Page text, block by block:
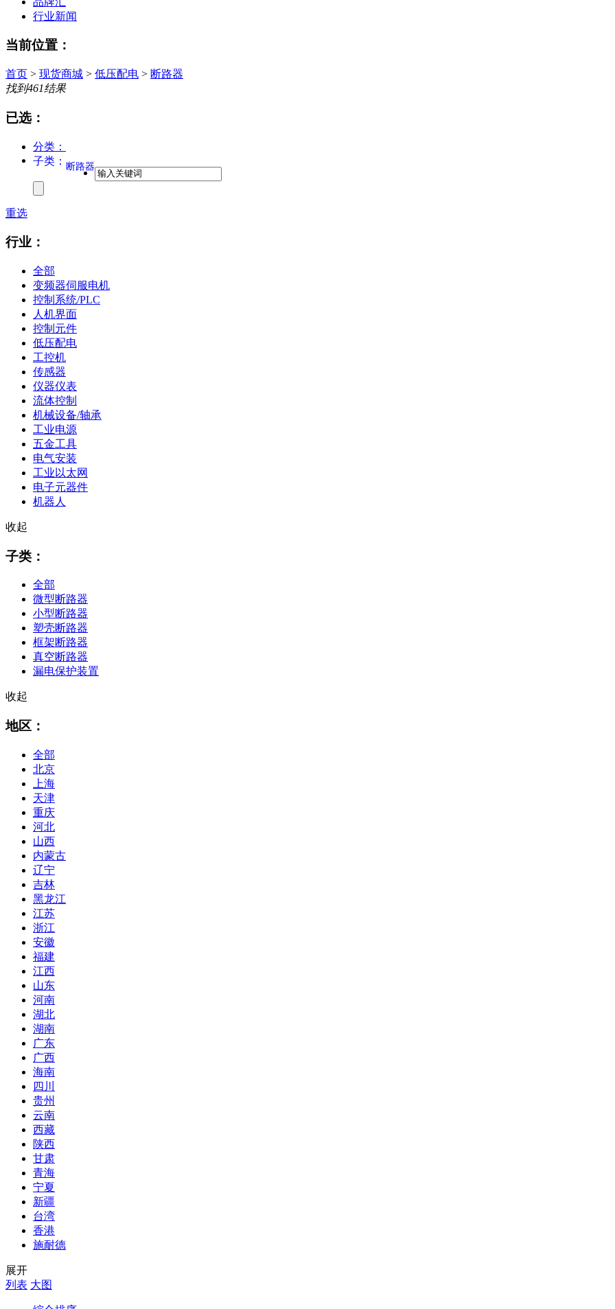
行业新闻
当前位置：
首页 > 现货商城 > 低压配电 > 断路器
找到461结果
已选：
分类：
子类： 断路器
重选
行业：
全部
变频器伺服电机
控制系统/PLC
人机界面
控制元件
低压配电
工控机
传感器
仪器仪表
流体控制
机械设备/轴承
工业电源
五金工具
电气安装
工业以太网
电子元器件
机器人
收起
子类：
全部
微型断路器
小型断路器
塑壳断路器
框架断路器
真空断路器
漏电保护装置
收起
地区：
全部
北京
上海
天津
重庆
河北
山西
内蒙古
辽宁
吉林
黑龙江
江苏
浙江
安徽
福建
江西
山东
河南
湖北
湖南
广东
广西
海南
四川
贵州
云南
西藏
陕西
甘肃
青海
宁夏
新疆
台湾
香港
施耐德
展开
列表 大图